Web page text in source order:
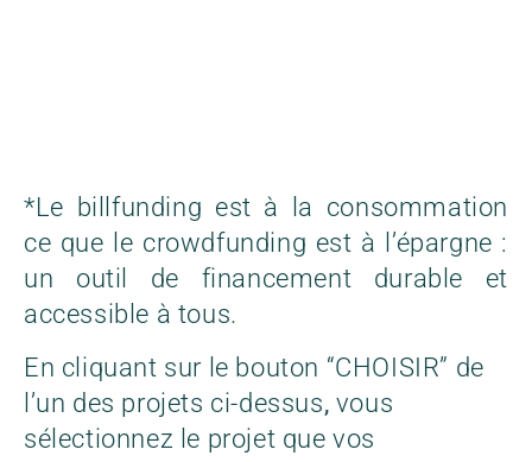
*Le billfunding est à la consommation
ce que le crowdfunding est à l’épargne :
un outil de financement durable et
accessible à tous.
En cliquant sur le bouton “CHOISIR” de
l’un des projets ci-dessus, vous
sélectionnez le projet que vos